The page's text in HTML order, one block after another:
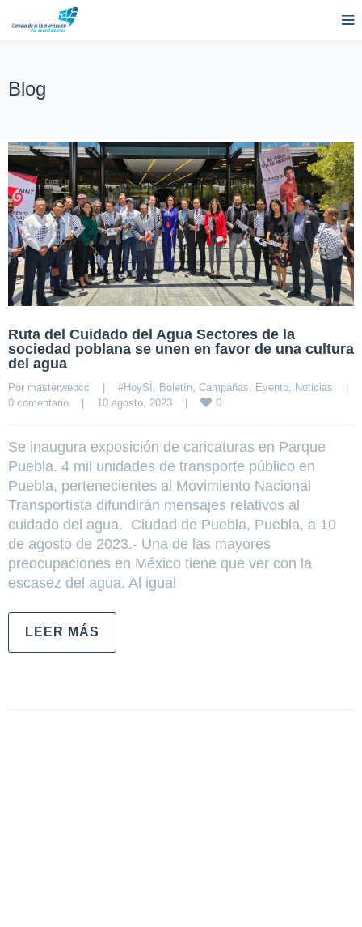
Blog
Ruta del Cuidado del Agua Sectores de la
sociedad poblana se unen en favor de una cultura
del agua
Por masterwebcc | #HoySÍ Boletín Campañas Evento Noticias
|
0 comentario
| 10 agosto, 2023 | 0
Se inaugura exposición de caricaturas en Parque
Puebla. 4 mil unidades de transporte público en
Puebla, pertenecientes al Movimiento Nacional
Transportista difundirán mensajes relativos al
cuidado del agua. Ciudad de Puebla, Puebla, a 10
de agosto de 2023.- Una de las mayores
preocupaciones en México tiene que ver con la
escasez del agua. Al igual
LEER MÁS